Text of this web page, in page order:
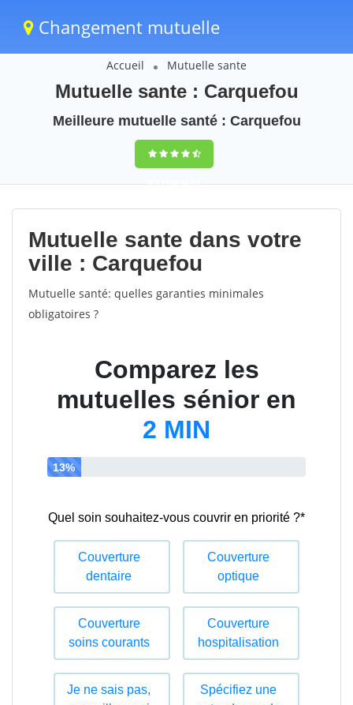
Changement mutuelle
Accueil Mutuelle sante
Mutuelle sante : Carquefou
Meilleure mutuelle santé : Carquefou
9,5(100%)25
votes
Mutuelle sante dans votre
ville : Carquefou
Mutuelle santé: quelles garanties minimales
obligatoires ?